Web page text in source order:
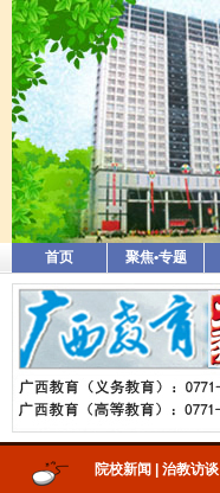
首页 聚焦•专题
院校新闻 治教访谈